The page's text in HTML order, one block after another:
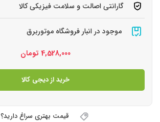
گارانتی اصالت و سلامت فیزیکی کالا
موجود در انبار فروشگاه موتوربرق
4,528,000 تومان
خرید از دیجی کالا
قیمت بهتری سراغ دارید؟